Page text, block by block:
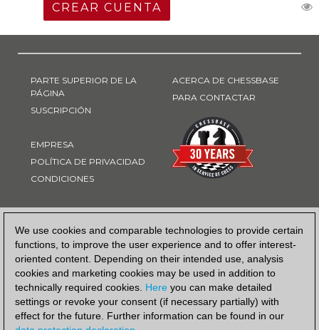
We use cookies and comparable technologies to provide certain
functions, to improve the user experience and to offer interest-
oriented content. Depending on their intended use, analysis
cookies and marketing cookies may be used in addition to
technically required cookies. Here you can make detailed
settings or revoke your consent (if necessary partially) with
effect for the future. Further information can be found in our
CREAR CUENTA
PARTE SUPERIOR DE LA
PÁGINA
SUSCRIPCIÓN
EMPRESA
POLÍTICA DE PRIVACIDAD
CONDICIONES
ACERCA DE CHESSBASE
PARA CONTACTAR
FORMA DE PAGO